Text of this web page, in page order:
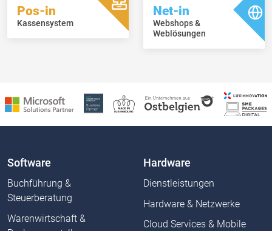
Pos-in
Kassensystem
Net-in
Webshops &
Weblösungen
Software
Buchführung &
Steuerberatung
Warenwirtschaft &
Hardware
Dienstleistungen
Hardware & Netzwerke
Cloud Services & Mobile